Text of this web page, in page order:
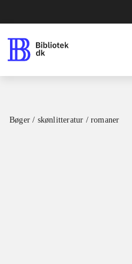
Bøger / skønlitteratur / romaner